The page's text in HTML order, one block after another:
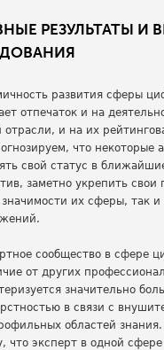
РЕЗУЛЬТАТЫ И
развития сферы
отпечаток и на
отрасли, и на их
что некоторые
свой статус в
заметно укрепить свои
значимости их сферы, так и
сообщество в сфере
от других
значительно
в связи с
областей
что эксперт в одной